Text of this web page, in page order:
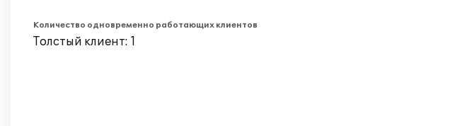
Количество одновременно работающих клиентов
Толстый клиент: 1